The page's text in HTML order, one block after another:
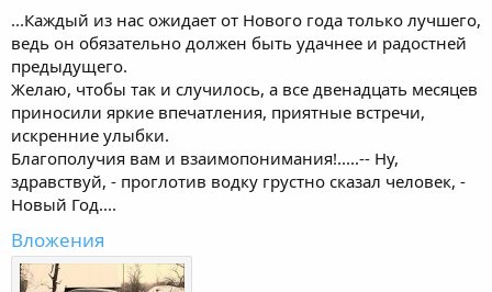
...Каждый из нас ожидает от Нового года только лучшего,
ведь он обязательно должен быть удачнее и радостней
предыдущего.
Желаю, чтобы так и случилось, а все двенадцать месяцев
приносили яркие впечатления, приятные встречи,
искренние улыбки.
Благополучия вам и взаимопонимания!.....-- Ну,
здравствуй, - проглотив водку грустно сказал человек, -
Новый Год....
Вложения